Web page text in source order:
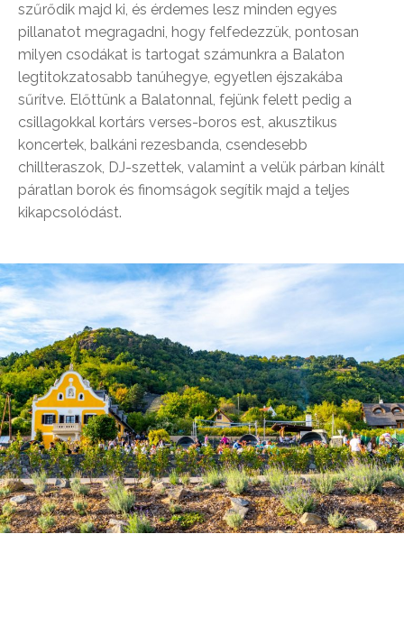
szűrődik majd ki, és érdemes lesz minden egyes
pillanatot megragadni, hogy felfedezzük, pontosan
milyen csodákat is tartogat számunkra a Balaton
legtitokzatosabb tanúhegye, egyetlen éjszakába
sűrítve. Előttünk a Balatonnal, fejünk felett pedig a
csillagokkal kortárs verses-boros est, akusztikus
koncertek, balkáni rezesbanda, csendesebb
chillteraszok, DJ-szettek, valamint a velük párban kínált
páratlan borok és finomságok segítik majd a teljes
kikapcsolódást.